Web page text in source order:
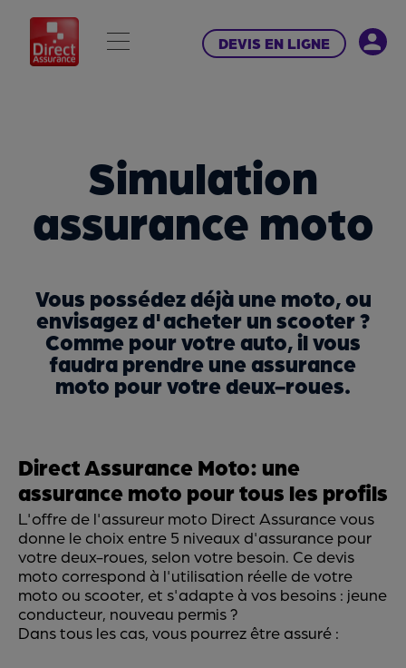
DEVIS EN LIGNE
Simulation
assurance moto
Vous possédez déjà une moto, ou
envisagez d'acheter un scooter ?
Comme pour votre auto, il vous
faudra prendre une assurance
moto pour votre deux-roues.
Direct Assurance Moto: une
assurance moto pour tous les profils
L'offre de l'assureur moto Direct Assurance vous
donne le choix entre 5 niveaux d'assurance pour
votre deux-roues, selon votre besoin. Ce devis
moto correspond à l'utilisation réelle de votre
moto ou scooter, et s'adapte à vos besoins : jeune
conducteur, nouveau permis ?
Dans tous les cas, vous pourrez être assuré :